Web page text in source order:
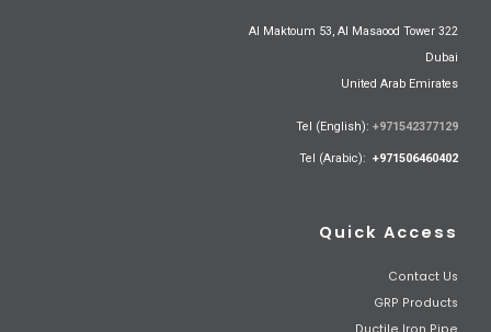
Al Maktoum 53, Al Masaood Tower 322
Dubai
United Arab Emirates
Tel (English): +971542377129
Tel (Arabic): +971506460402
Quick Access
Contact Us
GRP Products